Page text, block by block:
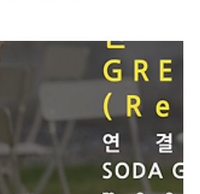
심을 둘 수 밖에 없었는데, '연결공간' 제작에
은 마침 관객과의 대화가 있는 날이었는데,
브루스의 딸인 제니퍼 테일러가 깜짝 출연하
물로 영접하는 영광을 누렸습니다. '연결공
일러의 '호박 목걸이'를 읽고 딜쿠샤는 물론,
지 직접 방문한 경험이 있기 때문에 이 만남